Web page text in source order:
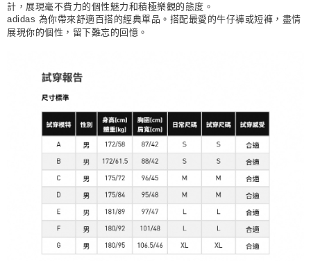
計，展現毫不費力的個性魅力和積極樂觀的態度。
adidas 為你帶來舒適百搭的經典單品。搭配最愛的牛仔褲或短褲，盡情
展現你的個性，留下難忘的回憶。